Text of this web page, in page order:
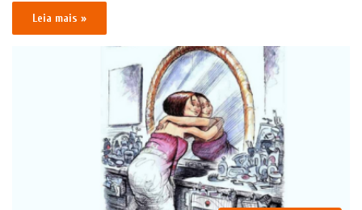
Leia mais »